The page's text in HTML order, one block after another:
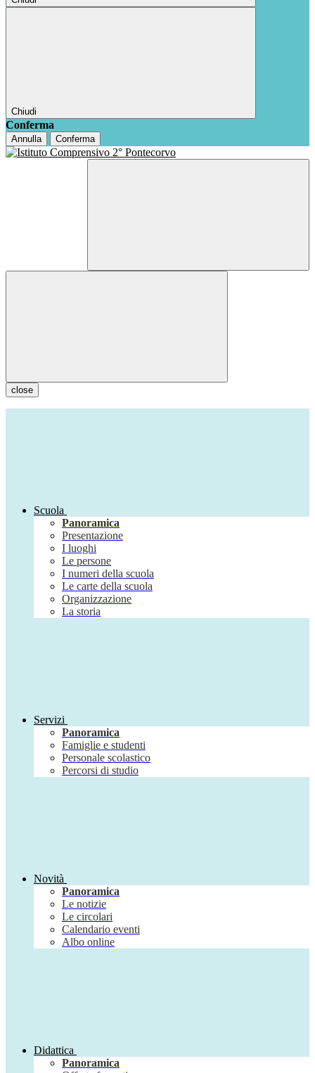
Chiudi
Conferma
Annulla Conferma
close
Scuola
Panoramica
Presentazione
I luoghi
Le persone
I numeri della scuola
Le carte della scuola
Organizzazione
La storia
Servizi
Panoramica
Famiglie e studenti
Personale scolastico
Percorsi di studio
Novità
Panoramica
Le notizie
Le circolari
Calendario eventi
Albo online
Didattica
Panoramica